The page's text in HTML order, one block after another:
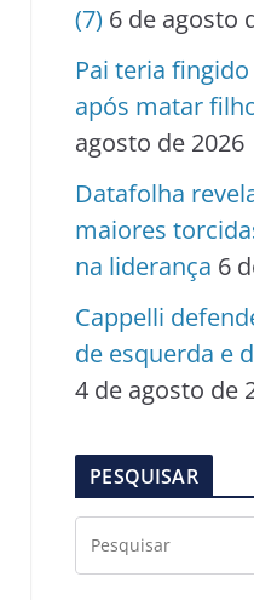
(7) 6 de agosto
Pai teria
após matar
agosto de 2026
Datafolha
maiores
na liderança 6
Cappelli
de esquerda e
4 de agosto de
PESQUISAR